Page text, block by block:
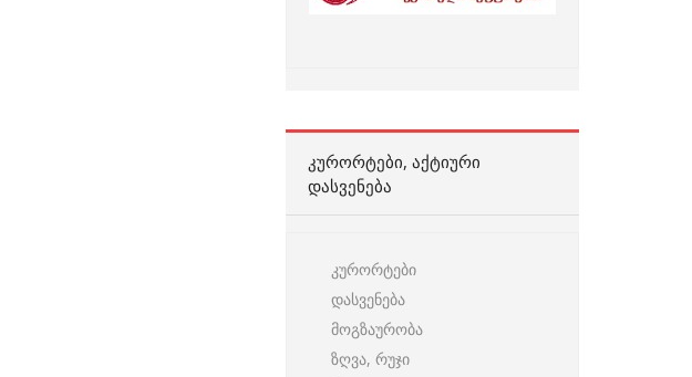
ᲙᲣᲠᲝᲠᲢᲔᲑᲘ, ᲐᲥᲢᲘᲣᲠᲘ
ᲓᲐᲡᲕᲔᲜᲔᲑᲐ
კურორტები
დასვენება
მოგზაურობა
ზღვა, რუჯი